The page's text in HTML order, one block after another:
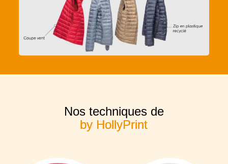
Nos techniques de
by HollyPrint